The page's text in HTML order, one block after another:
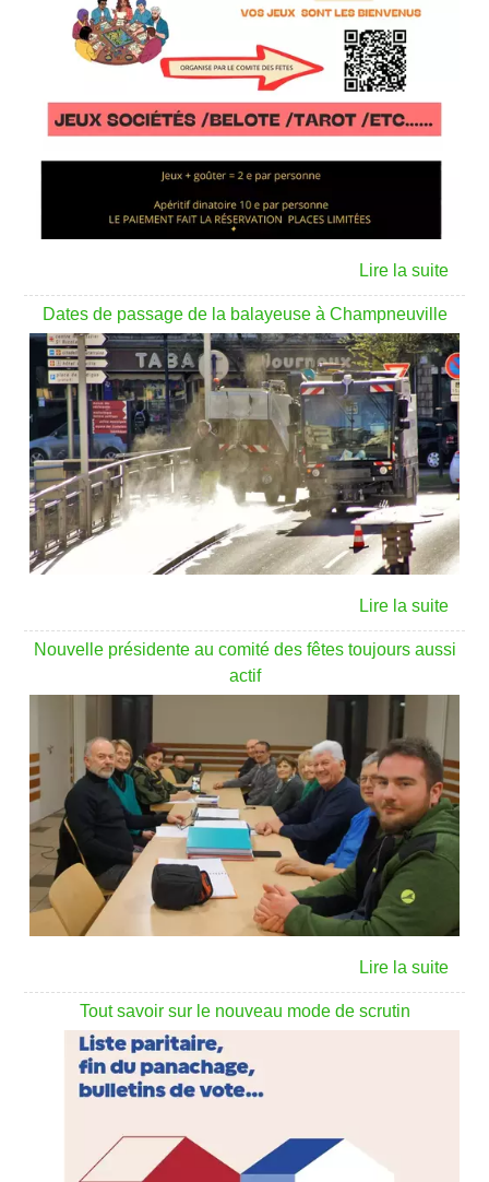
Dates de passage de la balayeuse à Champneuville
Nouvelle présidente au comité des fêtes toujours aussi
actif
Tout savoir sur le nouveau mode de scrutin